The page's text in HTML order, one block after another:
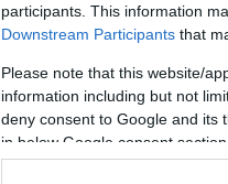
participants. This information
Downstream Participants that
Please note that this website/
information including but not
deny consent to Google and its
in below Google consent section.
Inga
Inga
szolgál.